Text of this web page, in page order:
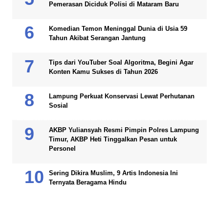
Pemerasan Diciduk Polisi di Mataram Baru
Komedian Temon Meninggal Dunia di Usia 59
Tahun Akibat Serangan Jantung
Tips dari YouTuber Soal Algoritma, Begini Agar
Konten Kamu Sukses di Tahun 2026
Lampung Perkuat Konservasi Lewat Perhutanan
Sosial
AKBP Yuliansyah Resmi Pimpin Polres Lampung
Timur, AKBP Heti Tinggalkan Pesan untuk
Personel
Sering Dikira Muslim, 9 Artis Indonesia Ini
Ternyata Beragama Hindu